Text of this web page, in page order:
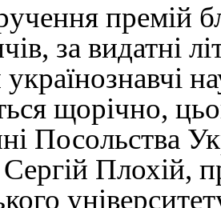
премій
за видатні
щорічно,
Посольства
Плохій,